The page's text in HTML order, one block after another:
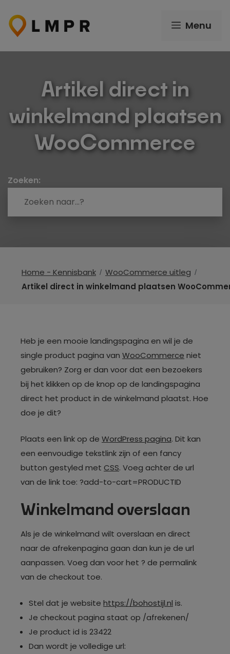
naar
inhoud
Menu
Artikel direct in
winkelmand plaatsen
WooCommerce
Zoeken:
Home - Kennisbank
WooCommerce uitleg
Artikel direct in winkelmand plaatsen
Heb je een mooie landingspagina en wil je de
single product pagina van WooCommerce niet
gebruiken? Zorg er dan voor dat een bezoekers
bij het klikken op de knop op de landingspagina
direct het product in de winkelmand plaatst. Hoe
doe je dit?
Plaats een link op de WordPress pagina. Dit kan
een eenvoudige tekstlink zijn of een fancy
button gestyled met CSS. Voeg achter de url
van de link toe: ?add-to-cart=PRODUCTID
Winkelmand overslaan
Als je de winkelmand wilt overslaan en direct
naar de afrekenpagina gaan dan kun je de url
aanpassen. Voeg dan voor het ? de permalink
van de checkout toe.
Stel dat je website https://bohostijl.nl is.
Je checkout pagina staat op /afrekenen/
Je product id is 23422
Dan wordt je volledige url: